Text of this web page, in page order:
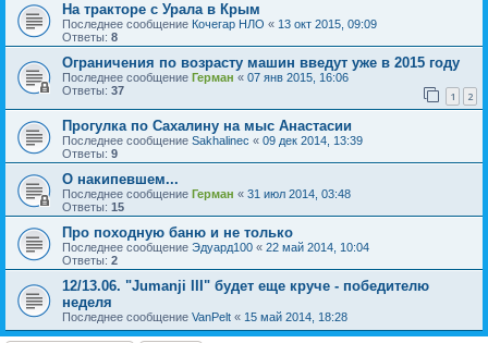
На тракторе с Урала в Крым
Последнее сообщение Кочегар НЛО « 13 окт 2015, 09:09
Ответы: 8
Ограничения по возрасту машин введут уже в 2015 году
Последнее сообщение Герман « 07 янв 2015, 16:06
Ответы: 37 1 2
Прогулка по Сахалину на мыс Анастасии
Последнее сообщение Sakhalinec « 09 дек 2014, 13:39
Ответы: 9
О накипевшем...
Последнее сообщение Герман « 31 июл 2014, 03:48
Ответы: 15
Про походную баню и не только
Последнее сообщение Эдуард100 « 22 май 2014, 10:04
Ответы: 2
12/13.06. "Jumanji III" будет еще круче - победителю
неделя
Последнее сообщение VanPelt « 15 май 2014, 18:28